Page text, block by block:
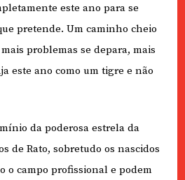
este ano para se
pretende. Um caminho cheio
problemas se depara, mais
este ano como um tigre e não
da poderosa estrela da
de Rato, sobretudo os nascidos
o campo profissional e podem